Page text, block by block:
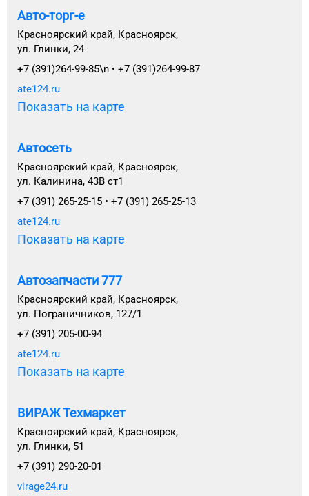
Авто-торг-е
Красноярский край, Красноярск,
ул. Глинки, 24
+7 (391)264-99-85\n • +7 (391)264-99-87
ate124.ru
Показать на карте
Автосеть
Красноярский край, Красноярск,
ул. Калинина, 43В ст1
+7 (391) 265-25-15 • +7 (391) 265-25-13
ate124.ru
Показать на карте
Автозапчасти 777
Красноярский край, Красноярск,
ул. Пограничников, 127/1
+7 (391) 205-00-94
ate124.ru
Показать на карте
ВИРАЖ Техмаркет
Красноярский край, Красноярск,
ул. Глинки, 51
+7 (391) 290-20-01
virage24.ru